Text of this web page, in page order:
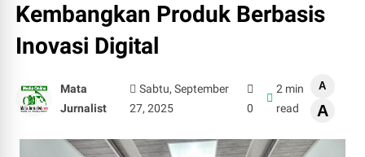
Kembangkan Produk Berbasis
Inovasi Digital
Mata
Jurnalist
Sabtu, September
27, 2025
0
2 min
read
A
A